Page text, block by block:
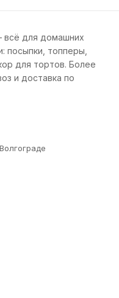
всё для домашних
посыпки, топперы,
для тортов. Более
и доставка по